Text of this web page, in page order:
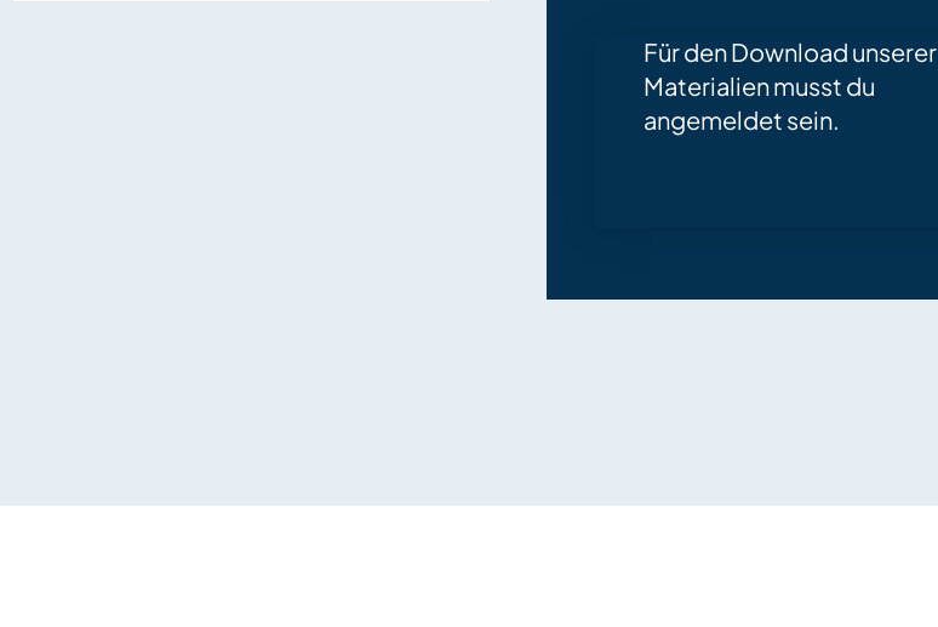
Für den Download unserer
Materialien musst du
angemeldet sein.